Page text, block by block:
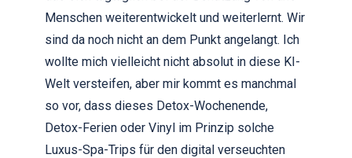
Menschen weiterentwickelt und weiterlernt. Wir
sind da noch nicht an dem Punkt angelangt. Ich
wollte mich vielleicht nicht absolut in diese KI-
Welt versteifen, aber mir kommt es manchmal
so vor, dass dieses Detox-Wochenende,
Detox-Ferien oder Vinyl im Prinzip solche
Luxus-Spa-Trips für den digital verseuchten